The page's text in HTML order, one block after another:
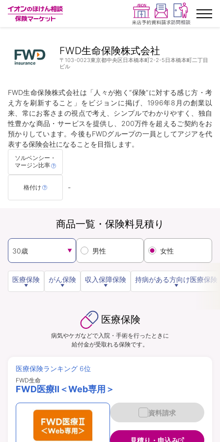
ランキングから探す
保険会社から探す
イオンカード会員さま専用保険
キャンペーン一覧
コラム
資料請求 訪問相談
イオンカード会員さま専用保険
FWD生命保険株式会社
〒103-0023東京都中央区日本橋本町2-2-5日本橋本町二丁目
ビル
FWD生命保険株式会社は「人々が抱く“保険”に対する感じ方・考
え方を刷新すること」をビジョンに掲げ、1996年8月の創業以
来、常にお客さまの視点で考え、シンプルでわかりやすく、独自
性豊かな商品・サービスを提供し、200万件を超えるご契約をお
預かりしています。今後もFWDグループの一員としてアジアを代
表する保険会社になることを目指します。
ソルベンシー・
マージン比率
格付け -
商品一覧・保険料見積り
男性 女性
医療保険 がん保険 収入保障保険 持病がある方向け医療保険
医療保険
病気やケガなどで入院・手術を行ったときに
給付金が受取れる保険です。
医療保険ランキング 6位
FWD生命
FWD医療Ⅱ＜Web専用＞
資料請求
見積り・申込み